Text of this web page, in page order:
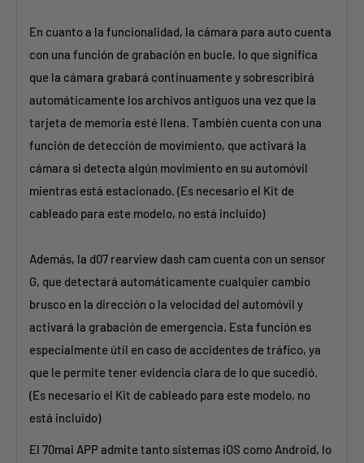
En cuanto a la funcionalidad, la cámara para auto cuenta
con una función de grabación en bucle, lo que significa
que la cámara grabará continuamente y sobrescribirá
automáticamente los archivos antiguos una vez que la
tarjeta de memoria esté llena. También cuenta con una
función de detección de movimiento, que activará la
cámara si detecta algún movimiento en su automóvil
mientras está estacionado. (Es necesario el Kit de
cableado para este modelo, no está incluido)
Además, la d07 rearview dash cam cuenta con un sensor
G, que detectará automáticamente cualquier cambio
brusco en la dirección o la velocidad del automóvil y
activará la grabación de emergencia. Esta función es
especialmente útil en caso de accidentes de tráfico, ya
que le permite tener evidencia clara de lo que sucedió.
(Es necesario el Kit de cableado para este modelo, no
está incluido)
El 70mai APP admite tanto sistemas iOS como Android, lo